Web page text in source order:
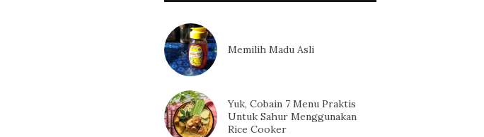
Memilih Madu Asli
Yuk, Cobain 7 Menu Praktis
Untuk Sahur Menggunakan
Rice Cooker